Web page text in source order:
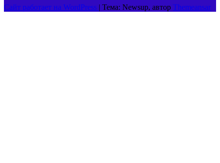
Сайт работает на WordPress | Тема: Newsup, автор Themeansar